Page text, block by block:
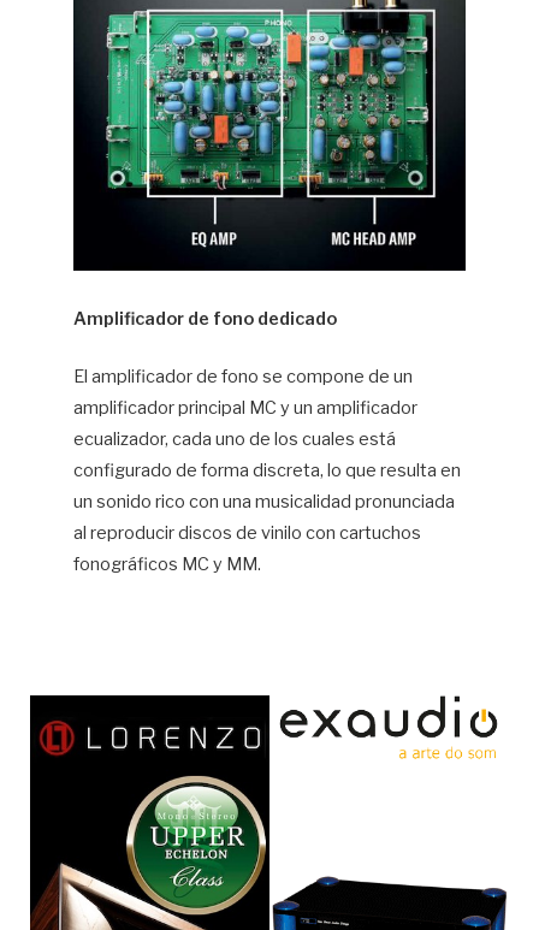
Amplificador de fono dedicado
El amplificador de fono se compone de un
amplificador principal MC y un amplificador
ecualizador, cada uno de los cuales está
configurado de forma discreta, lo que resulta en
un sonido rico con una musicalidad pronunciada
al reproducir discos de vinilo con cartuchos
fonográficos MC y MM.